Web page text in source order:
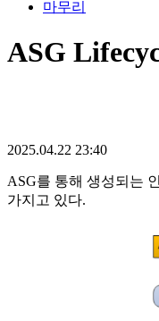
마무리
ASG
2025.04.22 23:40
ASG를 통해 생성되는
가지고 있다.